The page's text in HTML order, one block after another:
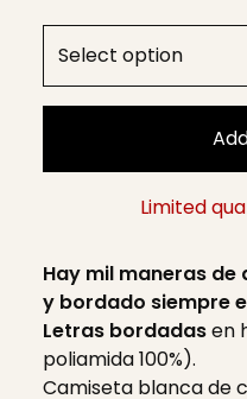
Limited
Hay mil maneras
y bordado siempre
Letras bordadasen
poliamida 100%).
Camiseta blanca de